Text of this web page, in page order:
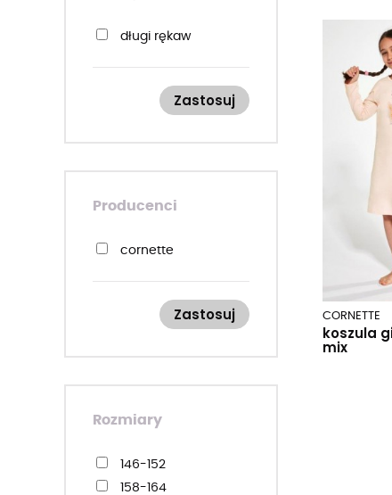
długi rękaw
Zastosuj
Producenci
cornette
Zastosuj
Rozmiary
146-152
158-164
CORNETTE
koszula
mix